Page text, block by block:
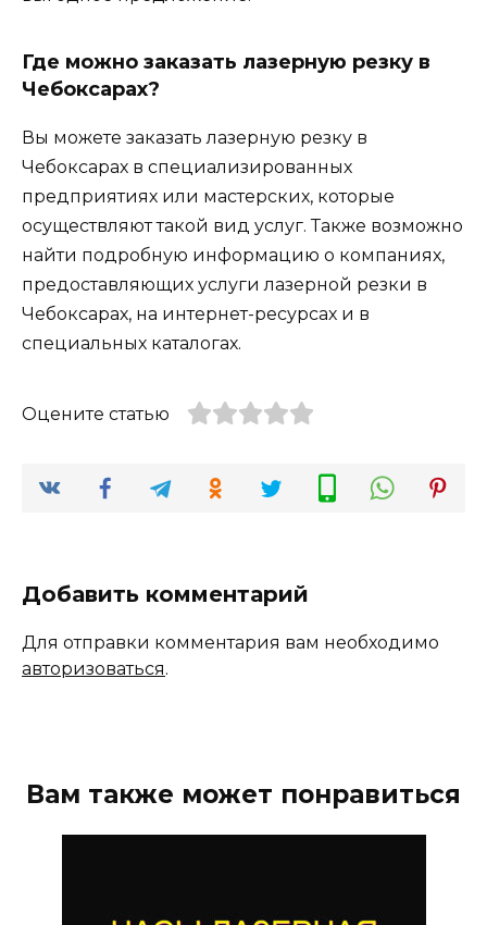
Где можно заказать лазерную резку в
Чебоксарах?
Вы можете заказать лазерную резку в
Чебоксарах в специализированных
предприятиях или мастерских, которые
осуществляют такой вид услуг. Также возможно
найти подробную информацию о компаниях,
предоставляющих услуги лазерной резки в
Чебоксарах, на интернет-ресурсах и в
специальных каталогах.
Оцените статью
Добавить комментарий
Для отправки комментария вам необходимо
авторизоваться.
Вам также может понравиться